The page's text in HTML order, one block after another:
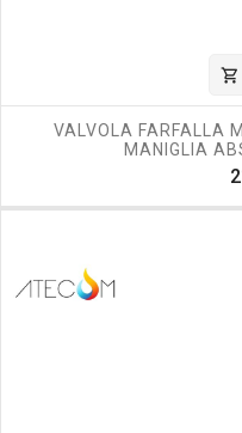
shopping_cart
VALVOLA FARFALLA
MANIGLIA